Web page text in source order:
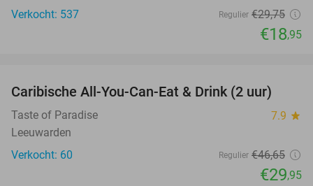
Verkocht: 537
Regulier €29,75
€18,95
36%
Caribische All-You-Can-Eat & Drink (2 uur)
Taste of Paradise 7.9 star
Leeuwarden
Verkocht: 60
Regulier €46,65
€29,95